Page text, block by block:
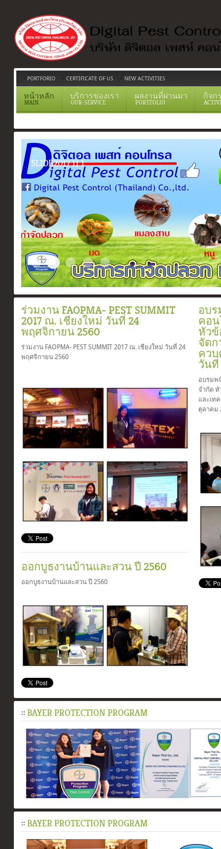
PORTFORIO CERTIFICATE OF US NEW ACTIVITIES
หน้าหลัก
MAIN
บริการของเรา
OUR-SERVICE
ผลงานที่ผ่านมา
PORTFOLIO
กิจก
SLIDE2017 11 1
Slide2017 11 1
Certificate
ระบบวางท่อกำจัดปลวกตามเเนวคาน
สเปรย์ยากำจัดปลวก
อัดน้ำยาเข้าท่อ
ร่วมงาน FAOPMA- PEST SUMMIT
2017 ณ. เชียงใหม่ วันที่ 24
พฤศจิกายน 2560
ร่วมงาน FAOPMA- PEST SUMMIT 2017 ณ. เชียงใหม่ วันที่ 24
พฤศจิกายน 2560
ออกบูธงานบ้านและสวน ปี 2560
ออกบูธงานบ้านและสวน ปี 2560
อบ
คอน
หัวข้
จัดก
ควบ
วันที่
อบรมพ
จำกัด หั
และเท
ตุลาคม
:: BAYER PROTECTION PROGRAM
:: BAYER PROTECTION PROGRAM